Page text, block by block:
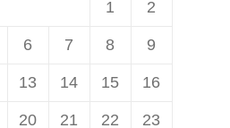
1 2
6 7 8 9
13 14 15 16
20 21 22 23